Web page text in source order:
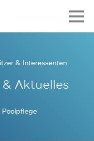
& Interessenten
Aktuelles
Poolpflege